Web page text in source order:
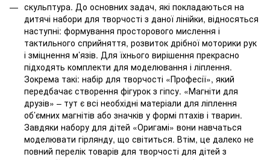
скульптура. До основних задач, які покладаються на
дитячі набори для творчості з даної лінійки, відносяться
наступні: формування просторового мислення і
тактильного сприйняття, розвиток дрібної моторики рук
і зміцнення м’язів. Для їхнього вирішення прекрасно
підходять комплекти для моделювання і ліплення.
Зокрема такі: набір для творчості «Професії», який
передбачає створення фігурок з гіпсу. «Магніти для
друзів» – тут є всі необхідні матеріали для ліплення
об’ємних магнітів або значків у формі птахів і тварин.
Завдяки набору для дітей «Оригамі» вони навчаться
моделювати гірлянду, що світиться. Втім, це далеко не
повний перелік товарів для творчості для дітей з